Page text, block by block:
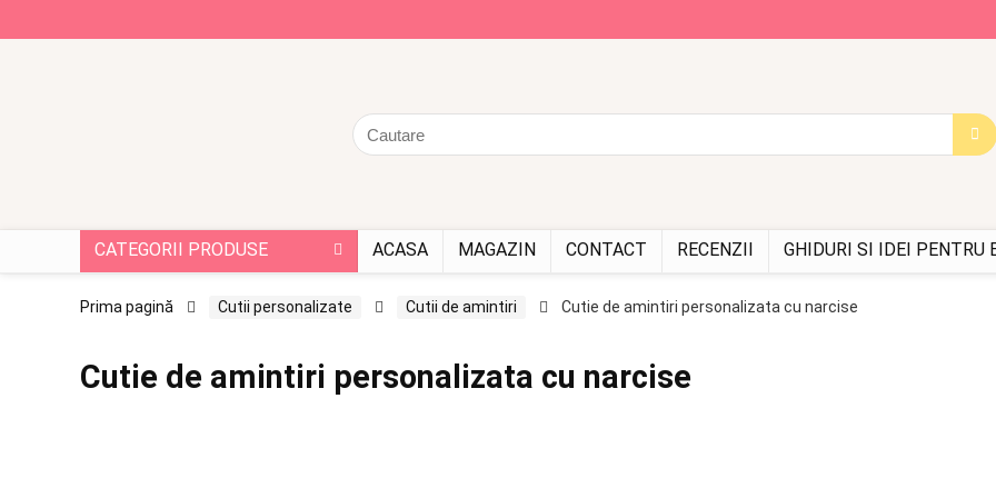
CATEGORII PRODUSE ACASA MAGAZIN CONTACT RECENZII GHIDURI SI IDEI PENTRU
Prima pagină Cutii personalizate Cutii de amintiri Cutie de amintiri personalizata cu narcise
Cutie de amintiri personalizata cu narcise